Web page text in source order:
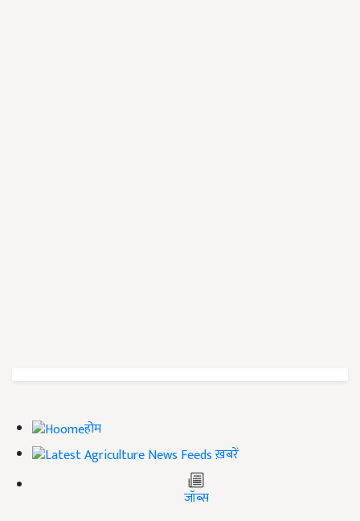
होम
ख़बरें
जॉब्स